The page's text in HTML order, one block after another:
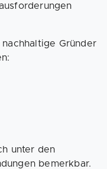
Gründer
unter den
bemerkbar.